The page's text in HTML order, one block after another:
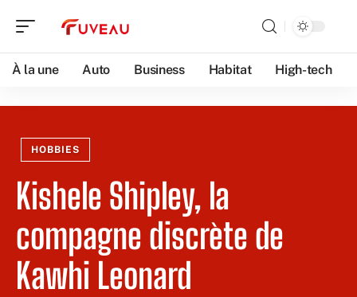
À la une Auto Business Habitat High-tech
HOBBIES
Kishele Shipley, la
compagne discrète de
Kawhi Leonard